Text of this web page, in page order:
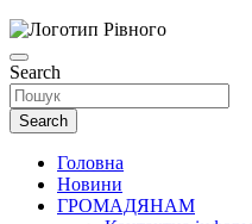
Search
Search
Головна
Новини
ГРОМАДЯНАМ